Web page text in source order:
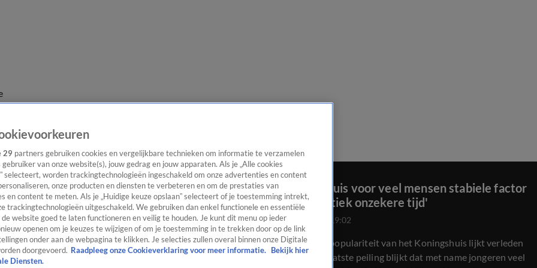
‘Koningshuis voor veel mensen stabiele factor
in geopolitiek onzekere tijd'
21 apr 2026, 19:02
De dalende populariteit van het Koningshuis lijkt verleden
tijd. Uit de laatste peiling blijkt dat met name jongeren veel
29 partners gebruiken cookies en vergelijkbare technieken om informatie te verzamelen
gebruiker van onze website(s), jouw gedrag en jouw apparaten. Als je „Alle cookies
selecteert, worden trackingtechnologieën ingeschakeld om onze advertenties en content
onze producten en diensten te verbeteren en om de prestaties van
en content te meten. Als je „Huidige keuze opslaan” selecteert of je toestemming intrekt,
trackingtechnologieën uitgeschakeld. We gebruiken dan enkel functionele en essentiële
de website goed te laten functioneren en veilig te houden. Je kunt dit menu op ieder
openen om je keuzes te wijzigen of om je toestemming in te trekken door op de link
onder aan de webpagina te klikken. Je selecties zullen overal binnen onze Digitale
doorgevoerd. Raadpleeg onze Cookieverklaring voor meer informatie. Bekijk hier
Diensten.